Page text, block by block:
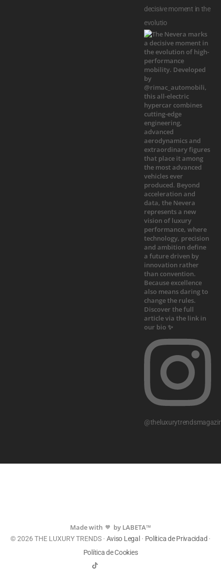
decisive moment in the
evolutio
Made with 💙 by LABETA™
© 2026 THE LUXURY TRENDS · Aviso Legal · Política de Privacidad ·
Política de Cookies